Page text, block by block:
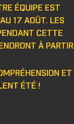
ÉQUIPE EST
17 AOÛT. LES
CETTE
À PARTIR
ET
ÉTÉ !